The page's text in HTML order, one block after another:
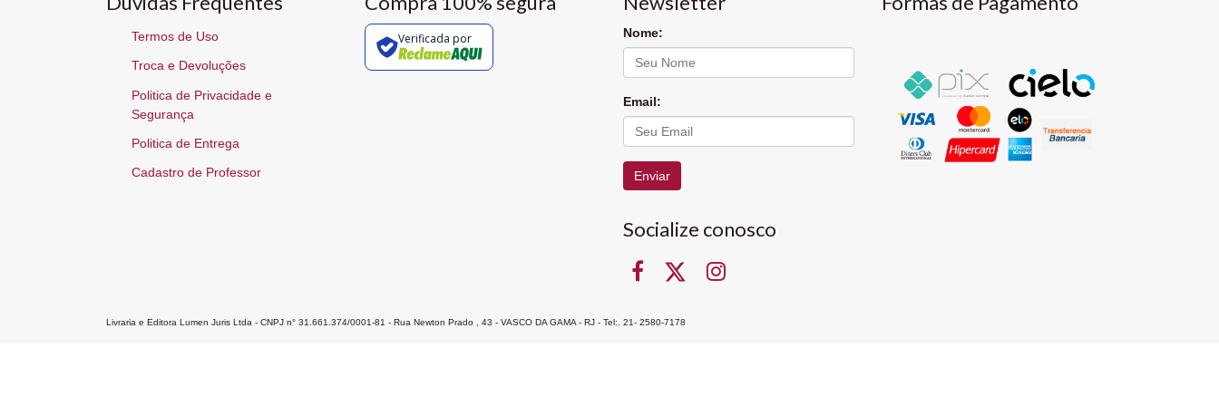
Termos de Uso
Troca e Devoluções
Politica de Privacidade e
Segurança
Politica de Entrega
Cadastro de Professor
Verificada por Nome:
Email:
Enviar
Socialize conosco
Livraria e Editora Lumen Juris Ltda - CNPJ n° 31.661.374/0001-81 - Rua Newton Prado , 43 - VASCO DA GAMA - RJ - Tel:. 21- 2580-7178